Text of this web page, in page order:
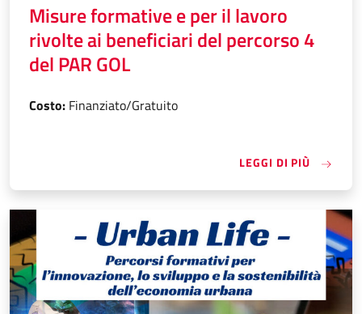
Misure formative e per il lavoro
rivolte ai beneficiari del percorso 4
del PAR GOL
Costo: Finanziato/Gratuito
LEGGI DI PIÙ